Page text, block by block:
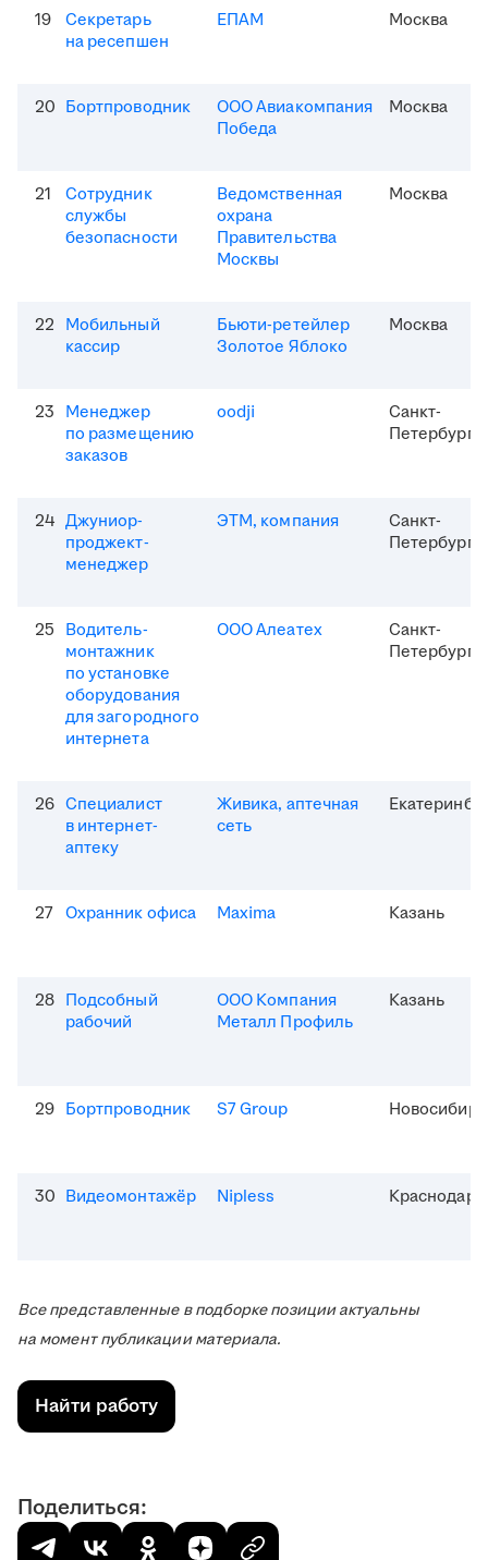
19
Секретарь
на ресепшен
ЕПАМ Москва
20 Бортпроводник
ООО Авиакомпания
Победа
Москва
21
Сотрудник
службы
безопасности
Ведомственная
охрана
Правительства
Москвы
Москва
22 Мобильный
кассир
Бьюти-ретейлер
Золотое Яблоко
Москва
23 Менеджер
по размещению
заказов
oodji
Санкт-
Петербург
24 Джуниор-
проджект-
менеджер
ЭТМ, компания
Санкт-
Петербург
25 Водитель-
монтажник
по установке
оборудования
для загородного
интернета
ООО Алеатех
Санкт-
Петербург
26 Специалист
в интернет-
аптеку
Живика, аптечная
сеть
27 Охранник офиса Maxima Казань
28 Подсобный
рабочий
ООО Компания
Металл Профиль
Казань
29 Бортпроводник S7 Group
30 Видеомонтажёр Nipless Краснодар
Все представленные в подборке позиции актуальны
на момент публикации материала.
Найти работу
Поделиться: